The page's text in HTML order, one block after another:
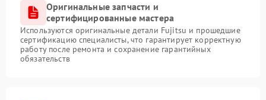
Оригинальные запчасти и
сертифицированные мастера
Используются оригинальные детали Fujitsu и прошедшие
сертификацию специалисты, что гарантирует корректную
работу после ремонта и сохранение гарантийных
обязательств